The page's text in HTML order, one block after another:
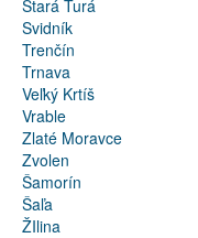
Stará Turá
Svidník
Trenčín
Trnava
Veľký Krtíš
Vrable
Zlaté Moravce
Zvolen
Šamorín
Šaľa
ŽIlina